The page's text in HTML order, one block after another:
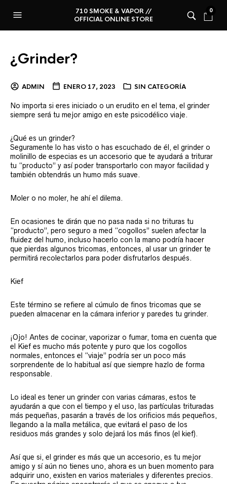
710 SMOKE & VAPOR //
OFFICIAL ONLINE STORE
0
¿Grinder?
ADMIN ENERO 17, 2023 SIN CATEGORÍA
No importa si eres iniciado o un erudito en el tema, el grinder
siempre será tu mejor amigo en este psicodélico viaje.
¿Qué es un grinder?
Seguramente lo has visto o has escuchado de él, el grinder o
molinillo de especias es un accesorio que te ayudará a triturar
tu “producto” y así poder transportarlo con mayor facilidad y
también obtendrás un humo más suave.
Moler o no moler, he ahí el dilema.
En ocasiones te dirán que no pasa nada si no trituras tu
“producto”, pero seguro a med “cogollos” suelen afectar la
fluidez del humo, incluso hacerlo con la mano podría hacer
que pierdas algunos tricomas, entonces, al usar un grinder te
permitirá recolectarlos para poder disfrutarlos después.
Kief
Este término se refiere al cúmulo de finos tricomas que se
pueden almacenar en la cámara inferior y paredes tu grinder.
¡Ojo! Antes de cocinar, vaporizar o fumar, toma en cuenta que
el Kief es mucho más potente y puro que los cogollos
normales, entonces el “viaje” podría ser un poco más
sorprendente de lo habitual así que siempre hazlo de forma
responsable.
Lo ideal es tener un grinder con varias cámaras, estos te
ayudarán a que con el tiempo y el uso, las partículas trituradas
más pequeñas, pasarán a través de los orificios más pequeños,
llegando a la malla metálica, que evitará el paso de los
residuos más grandes y solo dejará los más finos (el kief).
Así que si, el grinder es más que un accesorio, es tu mejor
amigo y sí aún no tienes uno, ahora es un buen momento para
adquirir uno, existen en varios materiales y diferentes precios.